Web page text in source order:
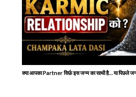
क्या आपका Partner सिर्फ़ इस जन्म का साथी है… या पिछले